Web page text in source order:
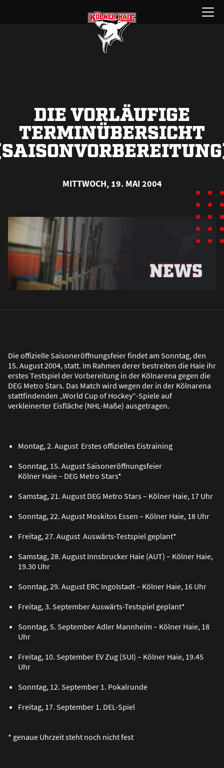
Menü
öffnen
DIE VORLÄUFIGE
TERMINÜBERSICHT
MITTWOCH, 19. MAI 2004
Die offizielle Saisoneröffnungsfeier findet am Sonntag, den
15. August 2004, statt. Im Rahmen derer bestreiten die Haie ihr
erstes Testspiel der Vorbereitung in der Kölnarena gegen die
DEG Metro Stars. Das Match wird wegen der in der Kölnarena
stattfindenden „World Cup of Hockey“-Spiele auf
verkleinerter Eisfläche (NHL-Maße) ausgetragen.
Montag, 2. August Erstes offizielles Eistraining
Sonntag, 15. August Saisoneröffnungsfeier
Kölner Haie – DEG Metro Stars*
Samstag, 21. August DEG Metro Stars – Kölner Haie, 17 Uhr
Sonntag, 22. August Moskitos Essen – Kölner Haie, 18 Uhr
Freitag, 27. August Auswärts-Testspiel geplant*
Samstag, 28. August Innsbrucker Haie (AUT) – Kölner Haie,
19.30 Uhr
Sonntag, 29. August ERC Ingolstadt – Kölner Haie, 16 Uhr
Freitag, 3. September Auswärts-Testspiel geplant*
Sonntag, 5. September Adler Mannheim – Kölner Haie, 18
Uhr
Freitag, 10. September EV Zug (SUI) – Kölner Haie, 19.45
Uhr
Sonntag, 12. September 1. Pokalrunde
Freitag, 17. September 1. DEL-Spiel
* genaue Uhrzeit steht noch nicht fest